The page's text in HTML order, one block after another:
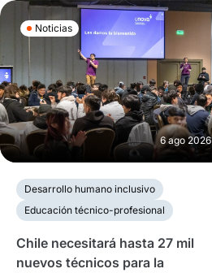
Noticias
6 ago 2026
Desarrollo humano inclusivo
Educación técnico-profesional
Chile necesitará hasta 27 mil
nuevos técnicos para la